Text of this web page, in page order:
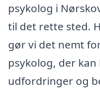
psykolog i
til det rette sted.
gør vi det nemt
psykolog, der
udfordringer og